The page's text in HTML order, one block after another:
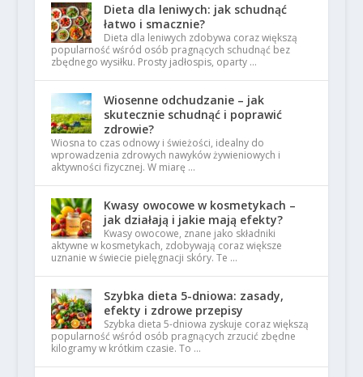
Dieta dla leniwych: jak schudnąć
łatwo i smacznie?
Dieta dla leniwych zdobywa coraz większą
popularność wśród osób pragnących schudnąć bez
zbędnego wysiłku. Prosty jadłospis, oparty …
Wiosenne odchudzanie – jak
skutecznie schudnąć i poprawić
zdrowie?
Wiosna to czas odnowy i świeżości, idealny do
wprowadzenia zdrowych nawyków żywieniowych i
aktywności fizycznej. W miarę …
Kwasy owocowe w kosmetykach –
jak działają i jakie mają efekty?
Kwasy owocowe, znane jako składniki
aktywne w kosmetykach, zdobywają coraz większe
uznanie w świecie pielęgnacji skóry. Te …
Szybka dieta 5-dniowa: zasady,
efekty i zdrowe przepisy
Szybka dieta 5-dniowa zyskuje coraz większą
popularność wśród osób pragnących zrzucić zbędne
kilogramy w krótkim czasie. To …